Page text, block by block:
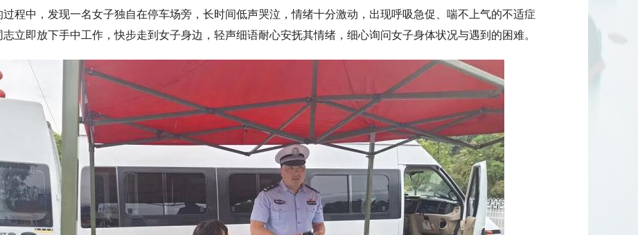
程中，发现一名女子独自在停车场旁，长时间低声哭泣，情绪十分激动，出现呼吸急促、喘不上气的不适症
立即放下手中工作，快步走到女子身边，轻声细语耐心安抚其情绪，细心询问女子身体状况与遇到的困难。